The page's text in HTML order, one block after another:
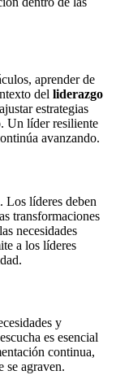
aprender de
del liderazgo
estrategias
Un líder resiliente
avanzando.
Los líderes deben
transformaciones
necesidades
a los líderes
y
es esencial
continua,
se agraven.